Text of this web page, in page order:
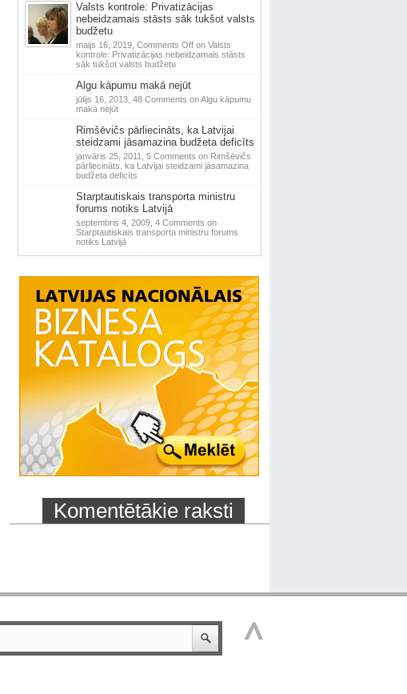
Valsts kontrole: Privatizācijas
nebeidzamais stāsts sāk tukšot valsts
budžetu
maijs 16, 2019, Comments Offon Valsts
kontrole: Privatizācijas nebeidzamais stāsts
sāk tukšot valsts budžetu
Algu kāpumu makā nejūt
jūlijs 16, 2013, 48 Comments on Algu kāpumu
makā nejūt
Rimšēvičs pārliecināts, ka Latvijai
steidzami jāsamazina budžeta deficīts
janvāris 25, 2011, 5 Comments on Rimšēvičs
pārliecināts, ka Latvijai steidzami jāsamazina
budžeta deficīts
Starptautiskais transporta ministru
forums notiks Latvijā
septembris 4, 2009, 4 Comments on
Starptautiskais transporta ministru forums
notiks Latvijā
Komentētākie raksti